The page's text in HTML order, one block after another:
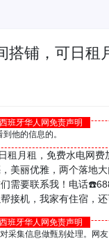
铺，可日租
西班牙华人网免责声明
他的信息的。
租月租，免费水电网
美丽优雅，两个落地
需要联系我！电话
接机，我家有住宿，
西班牙华人网免责声明
采集信息做甄别处理。网友